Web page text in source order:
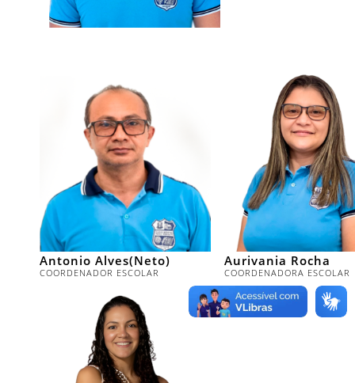
Antonio Alves(Neto)
COORDENADOR ESCOLAR
Aurivania Rocha
COORDENADORA ESCOLAR